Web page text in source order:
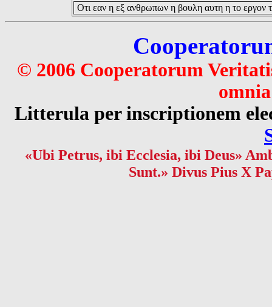
Οτι εαν η εξ ανθρωπων η βουλη αυτη η το εργον
© 2006 Cooperatorum
Litterula per inscriptionem
«Ubi Petrus, ibi Ecclesia, ibi Deus»
Sunt.» Divus Pius X